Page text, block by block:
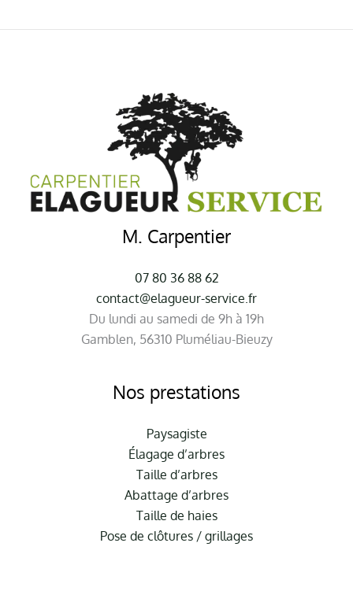
M. Carpentier
07 80 36 88 62
contact@elagueur-service.fr
Du lundi au samedi de 9h à 19h
Gamblen, 56310 Pluméliau-Bieuzy
Nos prestations
Paysagiste
Élagage d’arbres
Taille d’arbres
Abattage d’arbres
Taille de haies
Pose de clôtures / grillages